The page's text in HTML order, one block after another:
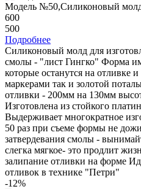
Модель №50,Силиконовый молд
600
500
Подробнее
Силиконовый молд для
смолы - "лист Гингко" Форма
которые останутся на отливке
маркерами так и золотой
отливки - 200мм на 130мм
Изготовлена из стойкого
Выдерживает многократное
50 раз при съеме формы не
затвердевания смолы -
слегка мягкое- это продлит
залипание отливки на форме
отливок в технике "Петри"
-12%